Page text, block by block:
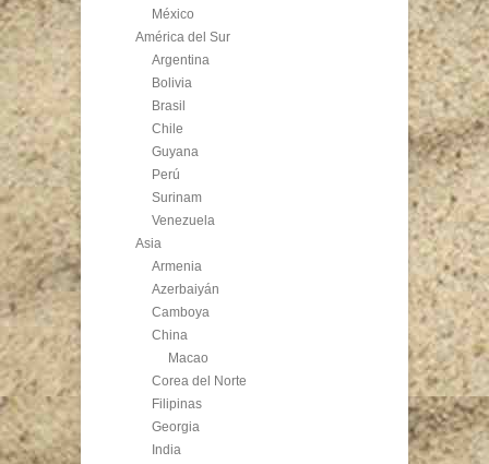
México
América del Sur
Argentina
Bolivia
Brasil
Chile
Guyana
Perú
Surinam
Venezuela
Asia
Armenia
Azerbaiyán
Camboya
China
Macao
Corea del Norte
Filipinas
Georgia
India